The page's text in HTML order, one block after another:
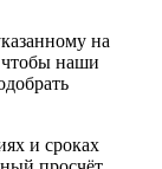
на
чтобы наши
и сроках